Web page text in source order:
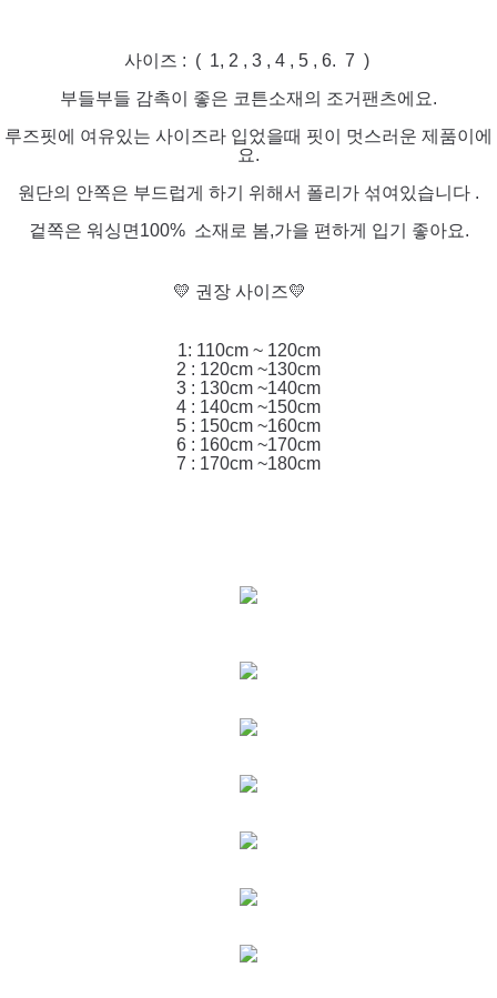
사이즈 : ( 1, 2 , 3 , 4 , 5 , 6. 7 )
부들부들 감촉이 좋은 코튼소재의 조거팬츠에요.
루즈핏에 여유있는 사이즈라 입었을때 핏이 멋스러운 제품이에
요.
원단의 안쪽은 부드럽게 하기 위해서 폴리가 섞여있습니다 .
겉쪽은 워싱면100% 소재로 봄,가을 편하게 입기 좋아요.
💛 권장 사이즈💛
1: 110cm ~ 120cm
2 : 120cm ~130cm
3 : 130cm ~140cm
4 : 140cm ~150cm
5 : 150cm ~160cm
6 : 160cm ~170cm
7 : 170cm ~180cm